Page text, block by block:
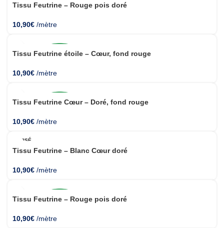
Tissu Feutrine – Rouge pois doré
10,90€ /mètre
Tissu Feutrine étoile – Cœur, fond rouge
10,90€ /mètre
Tissu Feutrine Cœur – Doré, fond rouge
10,90€ /mètre
ÉPUISÉ
Tissu Feutrine – Blanc Cœur doré
10,90€ /mètre
Tissu Feutrine – Rouge pois doré
10,90€ /mètre